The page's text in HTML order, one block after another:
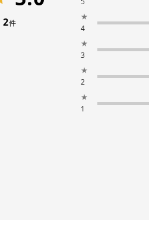
2件
★
4
★
3
★
2
★
1